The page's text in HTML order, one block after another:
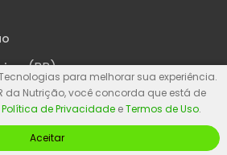
(BR)
de Qualidade
para melhorar sua experiência.
da Nutrição, você concorda que está de
Política de PrivacidadeeTermos de Uso.
Aceitar